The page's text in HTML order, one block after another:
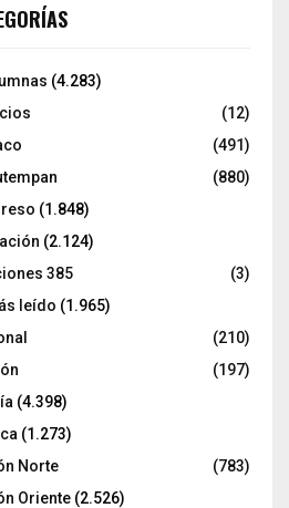
(4.283)
(12)
(491)
(880)
(1.848)
(2.124)
385
(3)
leído (1.965)
(210)
(197)
(4.398)
(1.273)
Norte
(783)
Oriente (2.526)